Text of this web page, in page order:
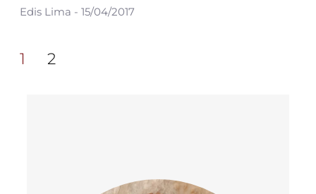
Edis Lima 15/04/2017
1 2